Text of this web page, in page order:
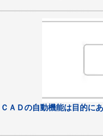
ＣＡＤの自動機能は目的に